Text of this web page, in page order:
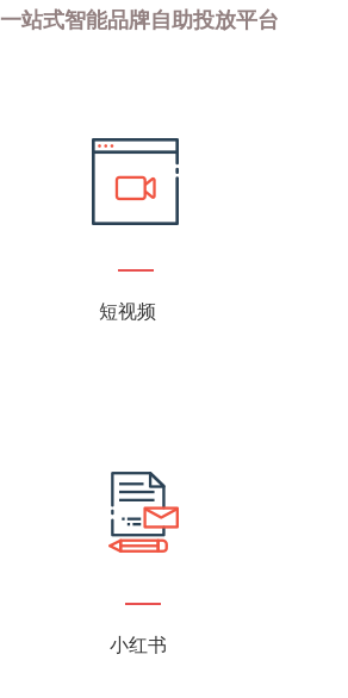
一站式智能品牌自助投放平台
短视频
小红书